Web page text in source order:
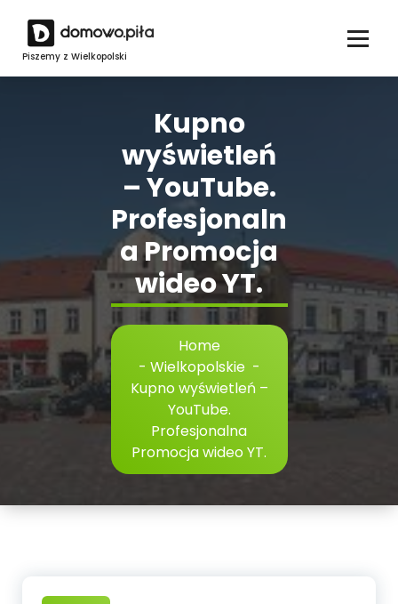
content
Piszemy z Wielkopolski
Kupno
wyświetleń
– YouTube.
Profesjonaln
a Promocja
wideo YT.
Home
- Wielkopolskie-
Kupno wyświetleń –
YouTube.
Profesjonalna
Promocja wideo YT.